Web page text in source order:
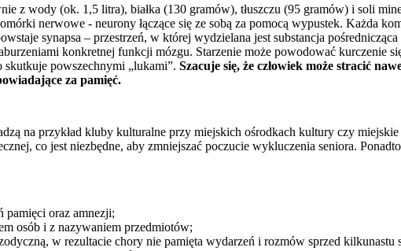
z wody (ok. 1,5 litra), białka (130 gramów), tłuszczu (95 gramów) i soli
nerwowe - neurony łączące się ze sobą za pomocą wypustek. Każda
synapsa – przestrzeń, w której wydzielana jest substancja
konkretnej funkcji mózgu. Starzenie może powodować kurczenie
powszechnymi „lukami”. Szacuje się, że człowiek może stracić
za pamięć.
na przykład kluby kulturalne przy miejskich ośrodkach kultury czy
co jest niezbędne, aby zmniejszać poczucie wykluczenia seniora.
pamięci oraz amnezji;
osób i z nazywaniem przedmiotów;
w rezultacie chory nie pamięta wydarzeń i rozmów sprzed kilkunastu